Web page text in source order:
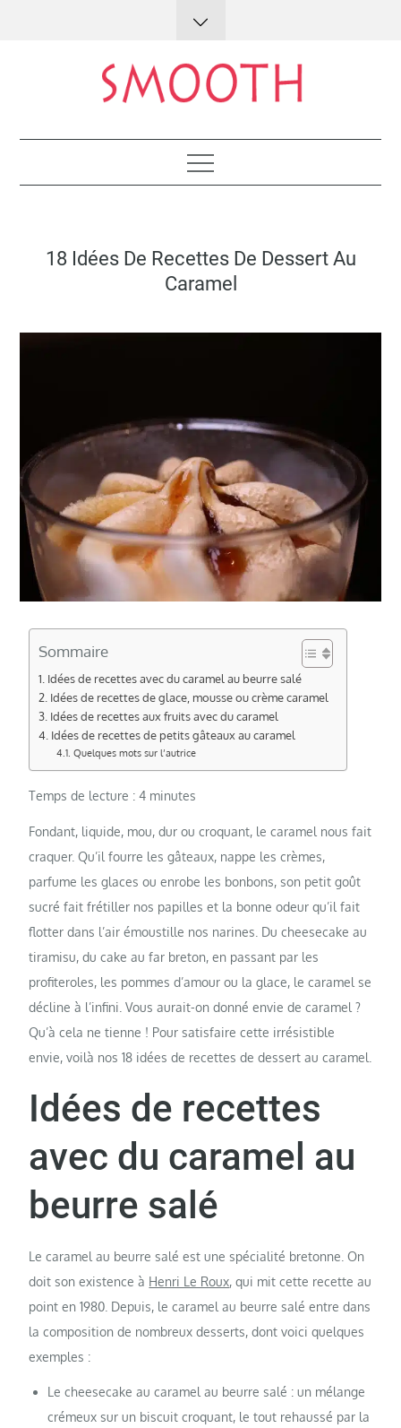
on
18 Idées De Recettes De Dessert Au
Caramel
Sommaire
Idées de recettes avec du caramel au beurre salé
Idées de recettes de glace, mousse ou crème caramel
Idées de recettes aux fruits avec du caramel
Idées de recettes de petits gâteaux au caramel
Quelques mots sur l’autrice
Temps de lecture :4 minutes
Fondant, liquide, mou, dur ou croquant, le caramel nous fait
craquer. Qu’il fourre les gâteaux, nappe les crèmes,
parfume les glaces ou enrobe les bonbons, son petit goût
sucré fait frétiller nos papilles et la bonne odeur qu’il fait
flotter dans l’air émoustille nos narines. Du cheesecake au
tiramisu, du cake au far breton, en passant par les
profiteroles, les pommes d’amour ou la glace, le caramel se
décline à l’infini. Vous aurait-on donné envie de caramel ?
Qu’à cela ne tienne ! Pour satisfaire cette irrésistible
envie, voilà nos 18 idées de recettes de dessert au caramel.
Idées de recettes
avec du caramel au
beurre salé
Le caramel au beurre salé est une spécialité bretonne. On
doit son existence à Henri Le Roux, qui mit cette recette au
point en 1980. Depuis, le caramel au beurre salé entre dans
la composition de nombreux desserts, dont voici quelques
exemples :
Le cheesecake au caramel au beurre salé : un mélange
crémeux sur un biscuit croquant, le tout rehaussé par la